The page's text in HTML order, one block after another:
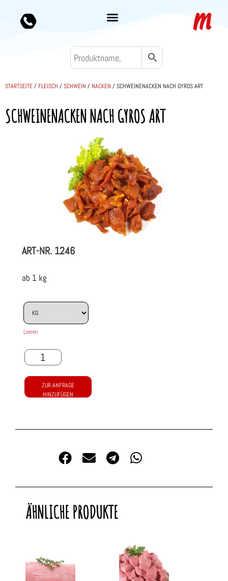
STARTSEITE/ FLEISCH /SCHWEIN / NACKEN / SCHWEINENACKEN NACH GYROS ART
SCHWEINENACKEN NACH GYROS ART
ART-NR. 1246
ab 1 kg
Leeren
ZUR ANFRAGE
HINZUFÜGEN
ÄHNLICHE PRODUKTE